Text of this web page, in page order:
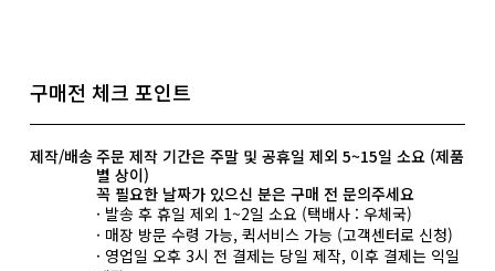
구매전 체크 포인트
제작/배송주문 제작 기간은 주말 및 공휴일 제외 5~15일 소요 (제품
별 상이)
꼭 필요한 날짜가 있으신 분은 구매 전 문의주세요
· 발송 후 휴일 제외 1~2일 소요 (택배사 : 우체국)
· 매장 방문 수령 가능, 퀵서비스 가능 (고객센터로 신청)
· 영업일 오후 3시 전 결제는 당일 제작, 이후 결제는 익일